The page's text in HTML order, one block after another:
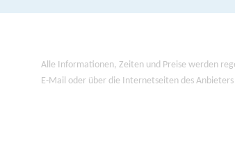
Alle Informationen, Zeiten und Preise werden
E-Mail oder über die Internetseiten des